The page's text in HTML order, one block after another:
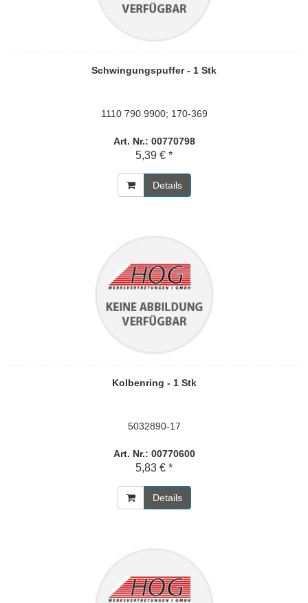
Schwingungspuffer - 1 Stk
1110 790 9900; 170-369
Art. Nr.: 00770798
5,39 € *
Details
Kolbenring - 1 Stk
5032890-17
Art. Nr.: 00770600
5,83 € *
Details